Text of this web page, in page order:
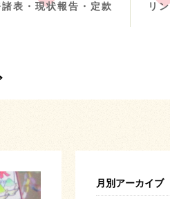
諸表・現状報告・定款 リ
月別アーカイブ